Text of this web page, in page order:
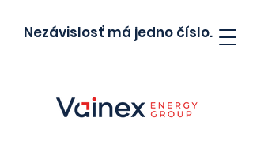
Nezávislosť má jedno číslo.